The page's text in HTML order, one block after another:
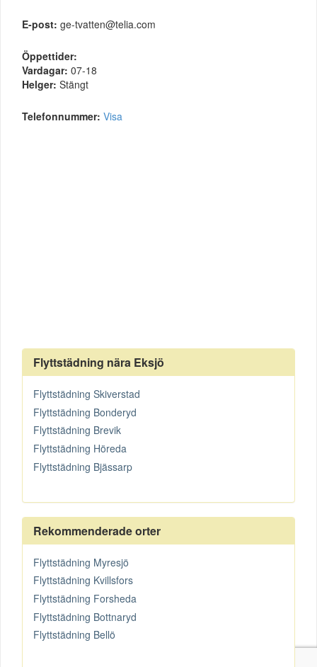
E-post: ge-tvatten@telia.com
Öppettider:
Vardagar: 07-18
Helger: Stängt
Telefonnummer: Visa
Flyttstädning nära Eksjö
Flyttstädning Skiverstad
Flyttstädning Bonderyd
Flyttstädning Brevik
Flyttstädning Höreda
Flyttstädning Bjässarp
Rekommenderade orter
Flyttstädning Myresjö
Flyttstädning Kvillsfors
Flyttstädning Forsheda
Flyttstädning Bottnaryd
Flyttstädning Bellö